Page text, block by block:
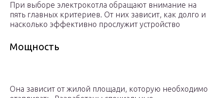
При выборе электрокотла обращают внимание на
пять главных критериев. От них зависит, как долго и
насколько эффективно прослужит устройство
Мощность
Она зависит от жилой площади, которую необходимо